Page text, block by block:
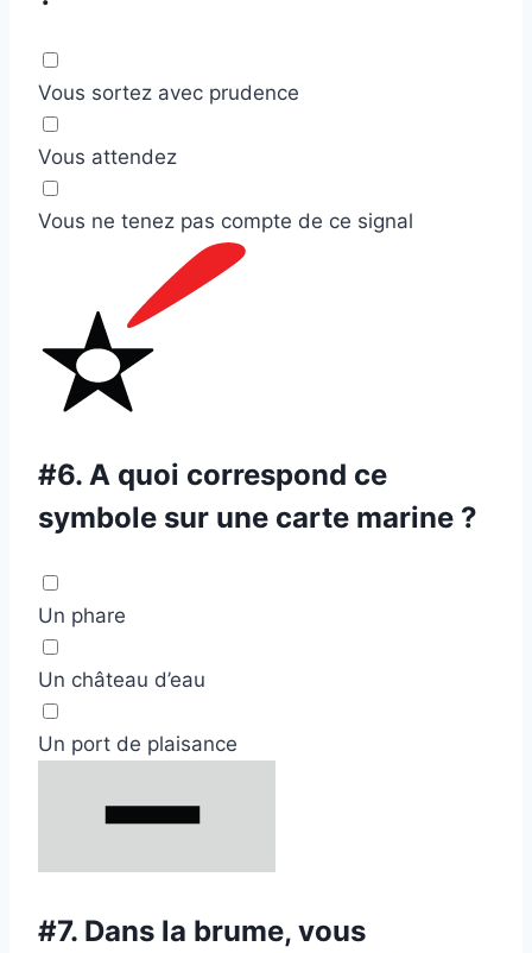
Vous sortez avec prudence
Vous attendez
Vous ne tenez pas compte de ce signal
#6. A quoi correspond ce
symbole sur une carte marine ?
Un phare
Un château d’eau
Un port de plaisance
#7. Dans la brume, vous